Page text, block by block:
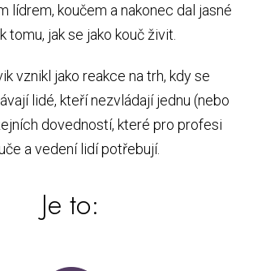
lídrem, koučem a nakonec dal jasné
tomu, jak se jako kouč živit.
vznikl jako reakce na trh, kdy se
lidé, kteří nezvládají jednu (nebo
dovedností, které pro profesi
a vedení lidí potřebují.
Je to: